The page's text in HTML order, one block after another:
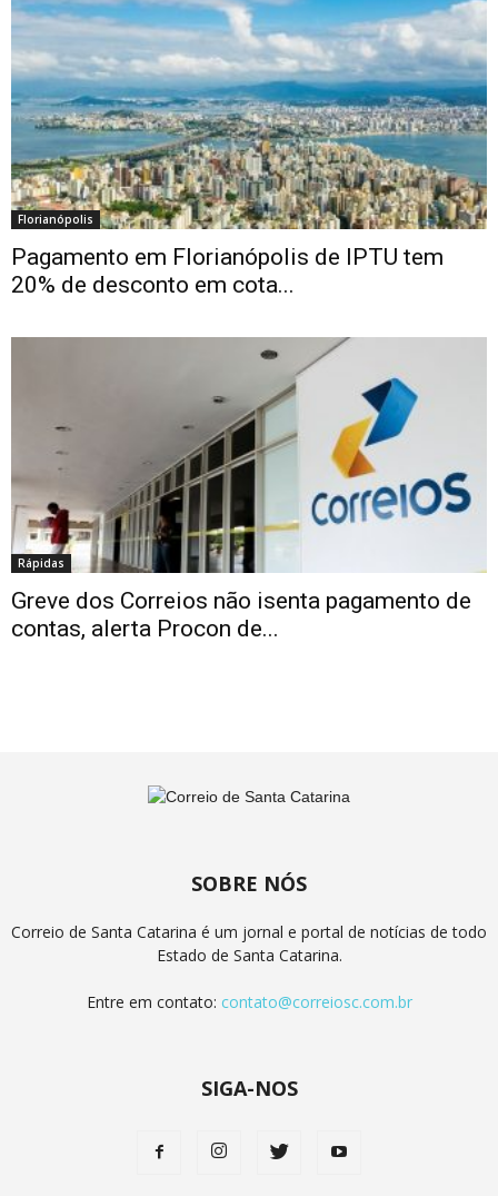
Florianópolis
Pagamento em Florianópolis de IPTU tem
20% de desconto em cota...
Rápidas
Greve dos Correios não isenta pagamento de
contas, alerta Procon de...
SOBRE NÓS
Correio de Santa Catarina é um jornal e portal de notícias de todo
Estado de Santa Catarina.
Entre em contato: contato@correiosc.com.br
SIGA-NOS